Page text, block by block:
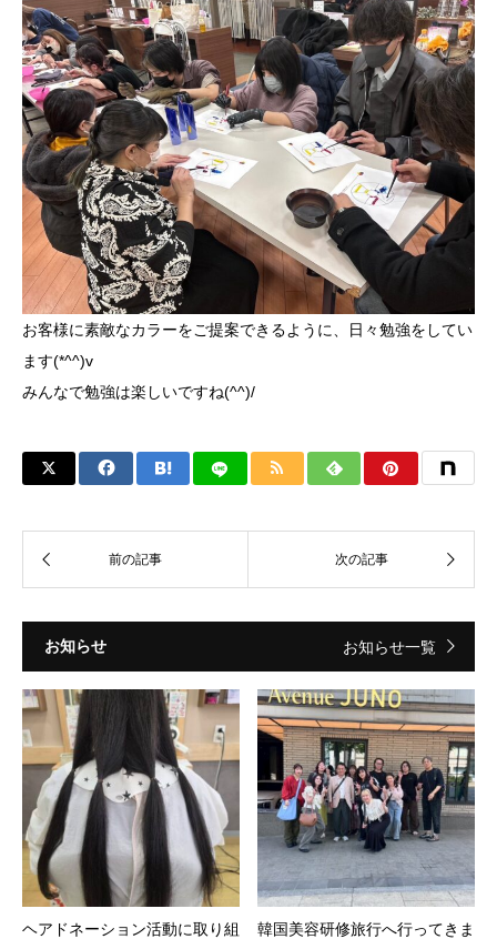
お客様に素敵なカラーをご提案できるように、日々勉強をしてい
ます(*^^)v
みんなで勉強は楽しいですね(^^)/
お知らせ お知らせ一覧
ヘアドネーション活動に取り組
韓国美容研修旅行へ行ってきま